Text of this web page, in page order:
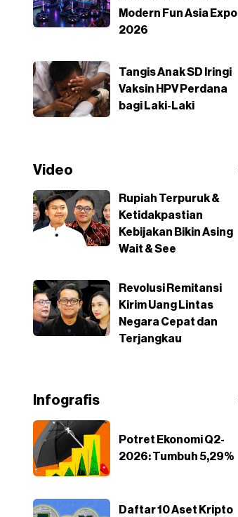
Modern Fun Asia Expo
2026
Tangis Anak SD Iringi
Vaksin HPV Perdana
bagi Laki-Laki
Video
Rupiah Terpuruk &
Ketidakpastian
Kebijakan Bikin Asing
Wait & See
Revolusi Remitansi
Kirim Uang Lintas
Negara Cepat dan
Terjangkau
Infografis
Potret Ekonomi Q2-
2026: Tumbuh 5,29%
Daftar 10 Aset Kripto